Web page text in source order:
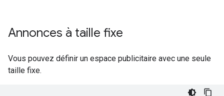
Annonces à taille fixe
Vous pouvez définir un espace publicitaire avec une seule
taille fixe.